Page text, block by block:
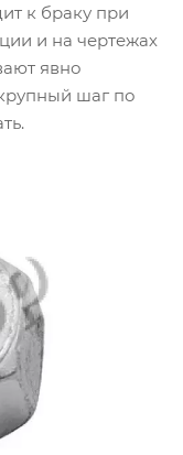
к браку при
и на чертежах
явно
шаг по